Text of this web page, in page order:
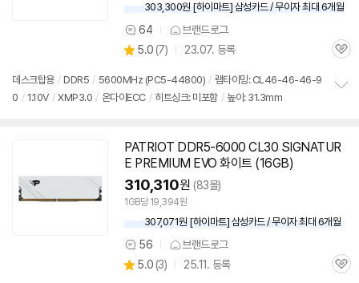
303,300원 [하이마트] 삼성카드 / 무이자 최대 6개월
상
품
견
64 브랜드로그
별
점
5.0 (상
리
뷰
7) 23.07. 등록
관
데스크탑용 / DDR5 / 5600MHz (PC5-44800) / 램타이밍: CL46-46-46-9
0 / 1.10V / XMP3.0 / 온다이ECC / 히트싱크: 미포함 / 높이: 31.3mm
PATRIOT DDR5-6000 CL30 SIGNATUR
E PREMIUM EVO 화이트 (16GB)
310,310원 (83몰)
1GB당 19,394원
307,071원 [하이마트] 삼성카드 / 무이자 최대 6개월
상
품
56 브랜드로그
별
5.0 (상
3) 25.11. 등록
관